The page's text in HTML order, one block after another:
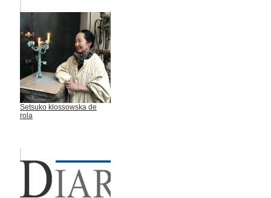
Setsuko klossowska de
rola